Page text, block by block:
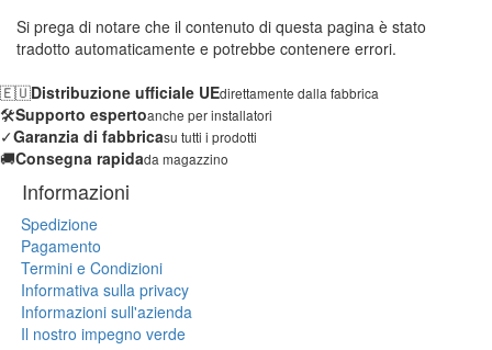
Si prega di notare che il contenuto di questa pagina è stato
tradotto automaticamente e potrebbe contenere errori.
🇪🇺Distribuzione ufficiale UEdirettamente dalla fabbrica
🛠️Supporto espertoanche per installatori
✓Garanzia di fabbricasu tutti i prodotti
🚚Consegna rapidada magazzino
Informazioni
Spedizione
Pagamento
Termini e Condizioni
Informativa sulla privacy
Informazioni sull'azienda
Il nostro impegno verde